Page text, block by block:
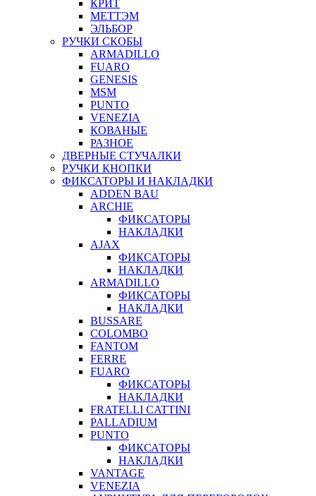
КРИТ
МЕТТЭМ
ЭЛЬБОР
РУЧКИ СКОБЫ
ARMADILLO
FUARO
GENESIS
MSM
PUNTO
VENEZIA
КОВАНЫЕ
РАЗНОЕ
ДВЕРНЫЕ СТУЧАЛКИ
РУЧКИ КНОПКИ
ФИКСАТОРЫ И НАКЛАДКИ
ADDEN BAU
ARCHIE
ФИКСАТОРЫ
НАКЛАДКИ
AJAX
ФИКСАТОРЫ
НАКЛАДКИ
ARMADILLO
ФИКСАТОРЫ
НАКЛАДКИ
BUSSARE
COLOMBO
FANTOM
FERRE
FUARO
ФИКСАТОРЫ
НАКЛАДКИ
FRATELLI CATTINI
PALLADIUM
PUNTO
ФИКСАТОРЫ
НАКЛАДКИ
VANTAGE
VENEZIA